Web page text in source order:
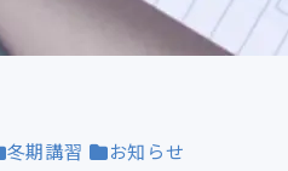
冬期講習 お知らせ